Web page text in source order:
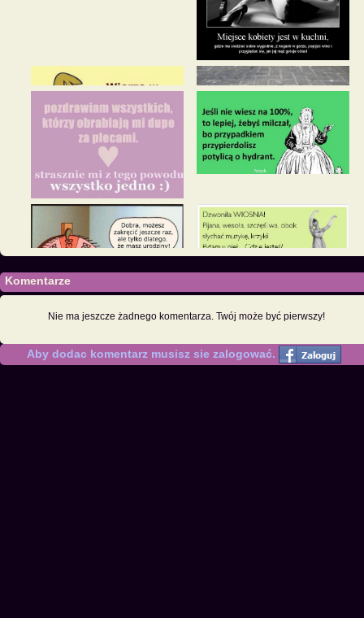
Komentarze
Nie ma jeszcze żadnego komentarza. Twój może być pierwszy!
Aby dodac komentarz musisz sie zalogować.